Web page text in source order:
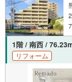
1階 / 南西 /
リフォーム